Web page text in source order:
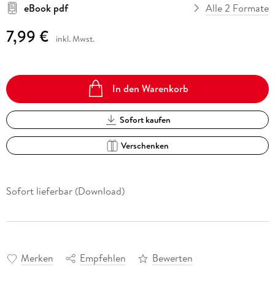
eBook pdf
Alle 2 Formate
7,99 € inkl. Mwst.
In den Warenkorb
Sofort kaufen
Verschenken
Sofort lieferbar (Download)
Merken Empfehlen Bewerten